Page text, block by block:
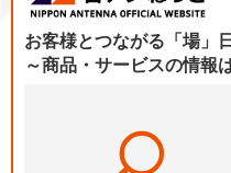
お客様とつながる「場」
～商品・サービスの情報